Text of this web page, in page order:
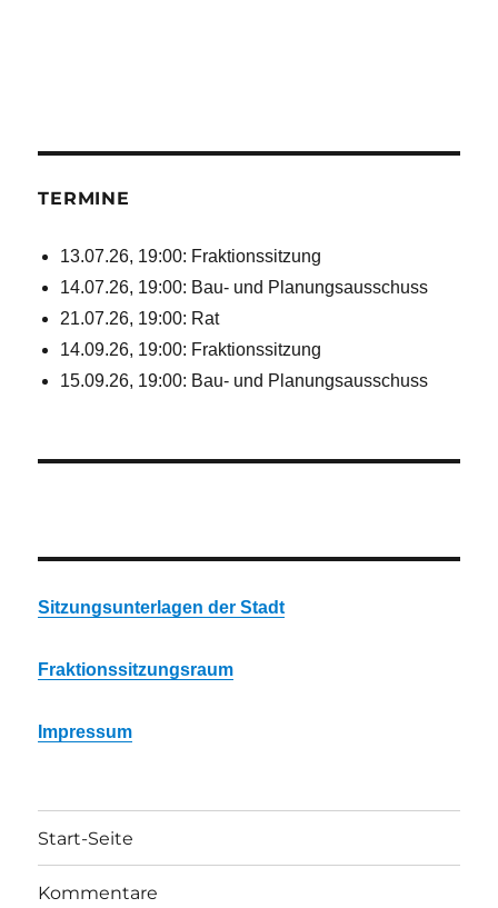
TERMINE
13.07.26, 19:00: Fraktionssitzung
14.07.26, 19:00: Bau- und Planungsausschuss
21.07.26, 19:00: Rat
14.09.26, 19:00: Fraktionssitzung
15.09.26, 19:00: Bau- und Planungsausschuss
Sitzungsunterlagen der Stadt
Fraktionssitzungsraum
Impressum
Start-Seite
Kommentare